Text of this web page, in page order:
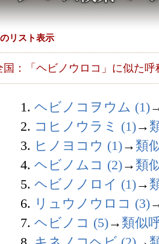
リスト表示
国：「ヘビノウロコ」に似た呼
1. ヘビノコヲウム (1)
2. コヒノウラミ (1)→
3. ヒノヨコウ (1)→ 類
4. ヘビノムコ (2)→ 類
5. ヘビノノロイ (1)→
6. リュウノウロコ (3)
7. ヘビノコ (5)→ 類似